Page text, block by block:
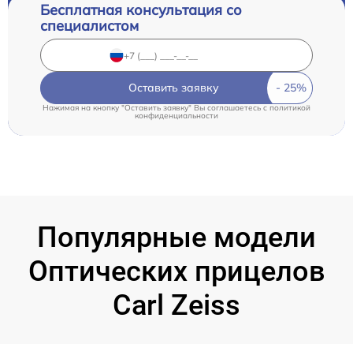
Бесплатная консультация со
специалистом
Оставить заявку
Нажимая на кнопку "Оставить заявку" Вы соглашаетесь c политикой
конфиденциальности
Популярные модели
Оптических прицелов
Carl Zeiss